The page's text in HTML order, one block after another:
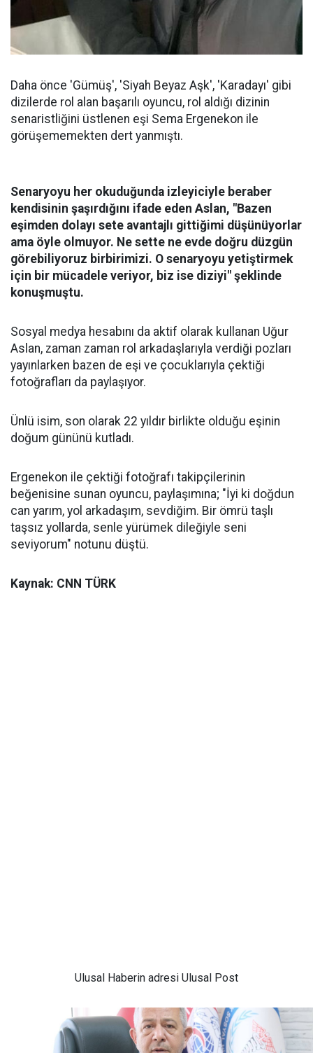
Daha önce 'Gümüş', 'Siyah Beyaz Aşk', 'Karadayı' gibi
dizilerde rol alan başarılı oyuncu, rol aldığı dizinin
senaristliğini üstlenen eşi Sema Ergenekon ile
görüşememekten dert yanmıştı.
Senaryoyu her okuduğunda izleyiciyle beraber
kendisinin şaşırdığını ifade eden Aslan, "Bazen
eşimden dolayı sete avantajlı gittiğimi düşünüyorlar
ama öyle olmuyor. Ne sette ne evde doğru düzgün
görebiliyoruz birbirimizi. O senaryoyu yetiştirmek
için bir mücadele veriyor, biz ise diziyi" şeklinde
konuşmuştu.
Sosyal medya hesabını da aktif olarak kullanan Uğur
Aslan, zaman zaman rol arkadaşlarıyla verdiği pozları
yayınlarken bazen de eşi ve çocuklarıyla çektiği
fotoğrafları da paylaşıyor.
Ünlü isim, son olarak 22 yıldır birlikte olduğu eşinin
doğum gününü kutladı.
Ergenekon ile çektiği fotoğrafı takipçilerinin
beğenisine sunan oyuncu, paylaşımına; "İyi ki doğdun
can yarım, yol arkadaşım, sevdiğim. Bir ömrü taşlı
taşsız yollarda, senle yürümek dileğiyle seni
seviyorum" notunu düştü.
Kaynak: CNN TÜRK
Ulusal Haberin adresi Ulusal Post